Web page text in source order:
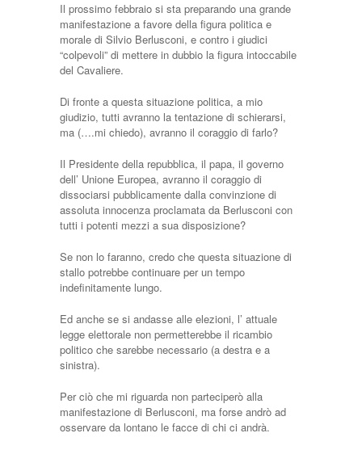
Il prossimo febbraio si sta preparando una grande
manifestazione a favore della figura politica e
morale di Silvio Berlusconi, e contro i giudici
“colpevoli” di mettere in dubbio la figura intoccabile
del Cavaliere.
Di fronte a questa situazione politica, a mio
giudizio, tutti avranno la tentazione di schierarsi,
ma (….mi chiedo), avranno il coraggio di farlo?
Il Presidente della repubblica, il papa, il governo
dell’ Unione Europea, avranno il coraggio di
dissociarsi pubblicamente dalla convinzione di
assoluta innocenza proclamata da Berlusconi con
tutti i potenti mezzi a sua disposizione?
Se non lo faranno, credo che questa situazione di
stallo potrebbe continuare per un tempo
indefinitamente lungo.
Ed anche se si andasse alle elezioni, l’ attuale
legge elettorale non permetterebbe il ricambio
politico che sarebbe necessario (a destra e a
sinistra).
Per ciò che mi riguarda non parteciperò alla
manifestazione di Berlusconi, ma forse andrò ad
osservare da lontano le facce di chi ci andrà.